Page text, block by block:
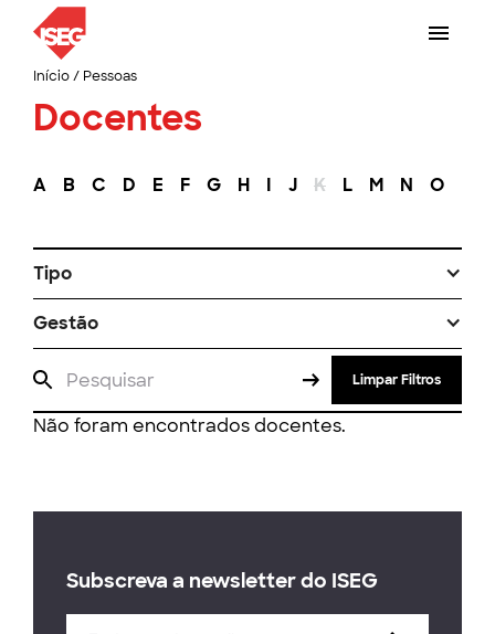
Início/ Pessoas
Docentes
A B C D E F G H I J K L M N O
Tipo
Gestão
Limpar Filtros
Não foram encontrados docentes.
Subscreva a newsletter do ISEG